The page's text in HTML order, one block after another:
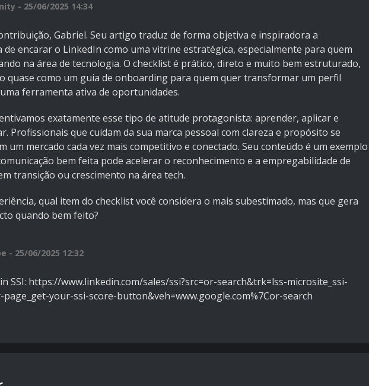
- 25/06/2025 14:34
Gabriel. Seu artigo traduz de forma objetiva e inspiradora a
de encarar o LinkedIn como uma vitrine estratégica, especialmente para quem
na área de tecnologia. O checklist é prático, direto e muito bem estruturado,
quase como um guia de onboarding para quem quer transformar um perfil
ferramenta ativa de oportunidades.
exatamente esse tipo de atitude protagonista: aprender, aplicar e
Profissionais que cuidam da sua marca pessoal com clareza e propósito se
um mercado cada vez mais competitivo e conectado. Seu conteúdo é um exemplo
bem feita pode acelerar o reconhecimento e a empregabilidade de
transição ou crescimento na área tech.
qual item do checklist você considera o mais subestimado, mas que gera
quando bem feito?
- 25/06/2025 12:32
SSI: https://www.linkedin.com/sales/ssi?src=or-search&trk=lss-microsite_ssi-
your-ssi-score-button&veh=www.google.com%7Cor-search